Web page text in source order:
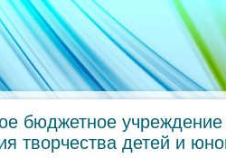
бюджетное учреждение
творчества детей и